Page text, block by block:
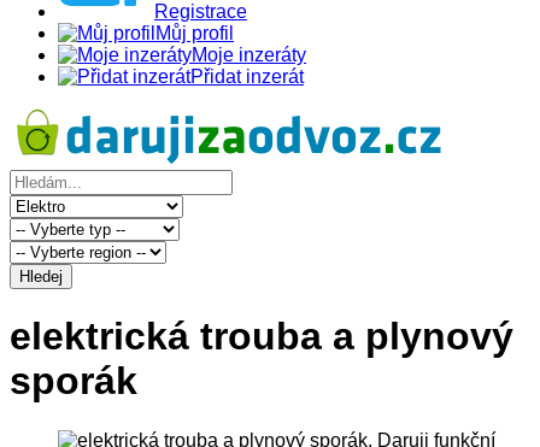
Registrace
Můj profil
Moje inzeráty
Přidat inzerát
Hledej
elektrická trouba a plynový
sporák